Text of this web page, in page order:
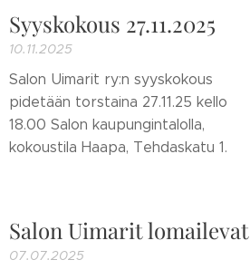
Syyskokous 27.11.2025
10.11.2025
Salon Uimarit ry:n syyskokous
pidetään torstaina 27.11.25 kello
18.00 Salon kaupungintalolla,
kokoustila Haapa, Tehdaskatu 1.
Salon Uimarit lomailevat
07.07.2025